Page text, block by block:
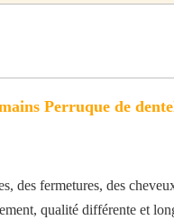
Perruque de
des fermetures, des
qualité différente et